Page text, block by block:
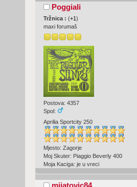
Poggiali
Tržnica : (+1)
maxi forumaš
Postova: 4357
Spol:
Aprilia Sportcity 250
Mjesto: Zagorje
Moj Skuter: Piaggio Beverly 400
Moja Kaciga: je u vreci